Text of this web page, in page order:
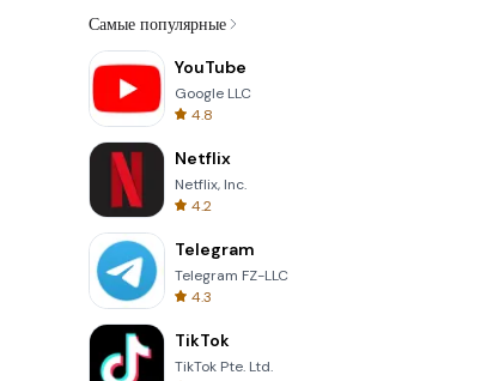
Самые популярные
YouTube
Google LLC
4.8
Netflix
Netflix, Inc.
4.2
Telegram
Telegram FZ-LLC
4.3
TikTok
TikTok Pte. Ltd.